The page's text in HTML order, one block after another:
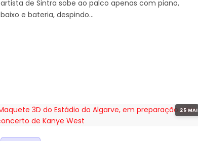
artista de Sintra sobe ao palco apenas com piano,
baixo e bateria, despindo…
25 MAI